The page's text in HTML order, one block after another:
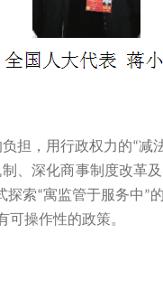
担，用行政权力的“减
、深化商事制度改革
探索“寓监管于服务中”
操作性的政策。